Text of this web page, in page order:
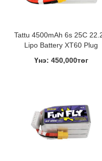
Tattu 4500mAh 6s 25C
Lipo Battery XT60 Plug
Үнэ: 450,000төг